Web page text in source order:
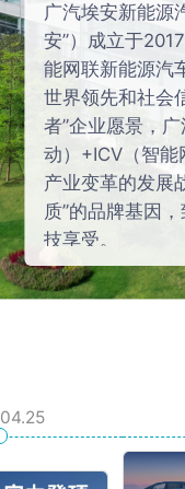
广汽埃安新能源
安”）成立于
能网联新能源汽
世界领先和社会
者”企业愿景，
动）+ICV（智能
产业变革的发展
质”的品牌基因
技享受。
历经八年高速高
智能电动车头部
万，凭借良好的
荣获JD.Power
满意度第一，被
广汽埃安坚持以